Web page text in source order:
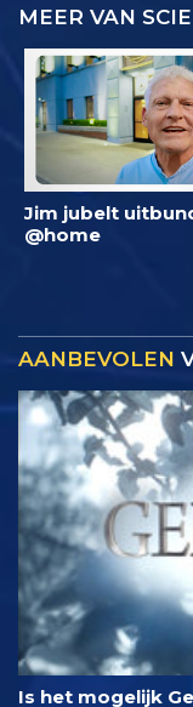
MEER VAN
Jim jubelt
@home
AANBEVOLEN
Is het mogelijk